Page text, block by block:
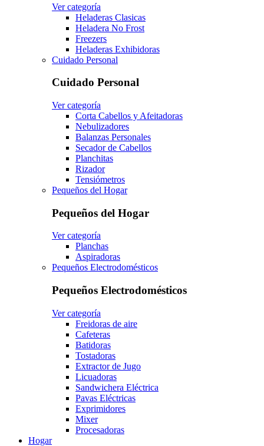
Ver categoría
Heladeras Clasicas
Heladera No Frost
Freezers
Heladeras Exhibidoras
Cuidado Personal
Cuidado Personal
Ver categoría
Corta Cabellos y Afeitadoras
Nebulizadores
Balanzas Personales
Secador de Cabellos
Planchitas
Rizador
Tensiómetros
Pequeños del Hogar
Pequeños del Hogar
Ver categoría
Planchas
Aspiradoras
Pequeños Electrodomésticos
Pequeños Electrodomésticos
Ver categoría
Freidoras de aire
Cafeteras
Batidoras
Tostadoras
Extractor de Jugo
Licuadoras
Sandwichera Eléctrica
Pavas Eléctricas
Exprimidores
Mixer
Procesadoras
Hogar